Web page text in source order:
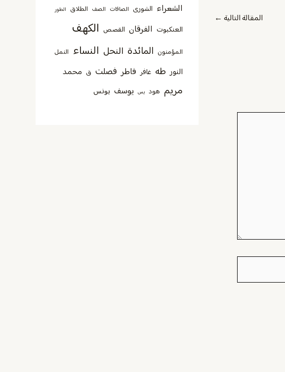
المقالة التالية ←
الشعراء الشورى الصافات الصف الطلاق الطور
العنكبوت الفرقان القصص الكهف
المؤمنون المائدة النحل النساء النمل
النور طه غافر فاطر فصلت ق محمد
مريم هود يس يوسف يونس